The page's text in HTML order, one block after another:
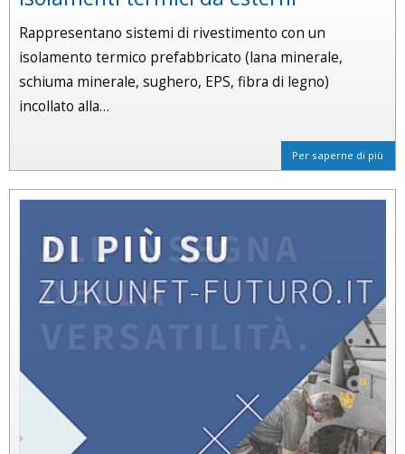
Rappresentano sistemi di rivestimento con un
isolamento termico prefabbricato (lana minerale,
schiuma minerale, sughero, EPS, fibra di legno)
incollato alla…
Per saperne di più